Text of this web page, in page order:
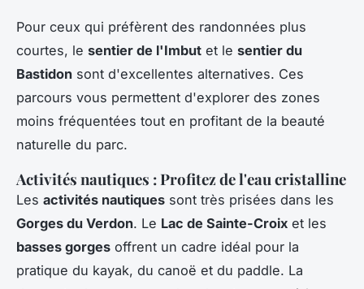
Pour ceux qui préfèrent des randonnées plus
courtes, le sentier de l'Imbut et le sentier du
Bastidon sont d'excellentes alternatives. Ces
parcours vous permettent d'explorer des zones
moins fréquentées tout en profitant de la beauté
naturelle du parc.
Activités nautiques : Profitez de l'eau cristalline
Les activités nautiques sont très prisées dans les
Gorges du Verdon. Le Lac de Sainte-Croix et les
basses gorges offrent un cadre idéal pour la
pratique du kayak, du canoë et du paddle. La